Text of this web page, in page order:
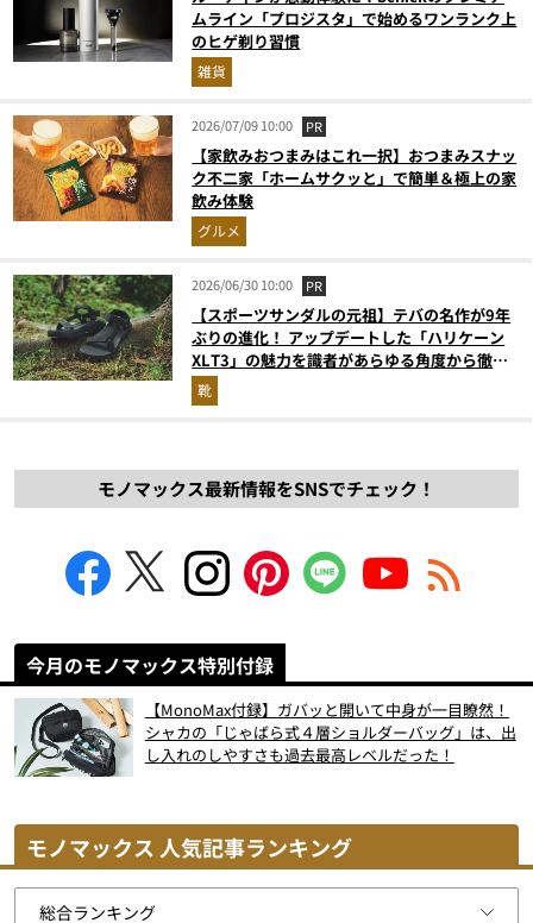
ムライン「プロジスタ」で始めるワンランク上
のヒゲ剃り習慣
雑貨
2026/07/09 10:00 PR
【家飲みおつまみはこれ一択】おつまみスナッ
ク不二家「ホームサクッと」で簡単＆極上の家
飲み体験
グルメ
2026/06/30 10:00 PR
【スポーツサンダルの元祖】テバの名作が9年
ぶりの進化！ アップデートした「ハリケーン
XLT3」の魅力を識者があらゆる角度から徹底
解説！
靴
モノマックス最新情報をSNSでチェック！
今月のモノマックス特別付録
【MonoMax付録】ガバッと開いて中身が一目瞭然！
シャカの「じゃばら式４層ショルダーバッグ」は、出
し入れのしやすさも過去最高レベルだった！
モノマックス 人気記事ランキング